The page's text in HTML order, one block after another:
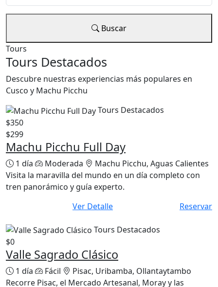
Buscar
Tours
Tours Destacados
Descubre nuestras experiencias más populares en
Cusco y Machu Picchu
Tours Destacados
$350
$299
Machu Picchu Full Day
1 día Moderada
Machu Picchu, Aguas Calientes
Visita la maravilla del mundo en un día completo con
tren panorámico y guía experto.
Ver Detalle
Reservar
Tours Destacados
$0
Valle Sagrado Clásico
1 día Fácil
Pisac, Uribamba, Ollantaytambo
Recorre Pisac, el Mercado Artesanal, Moray y las